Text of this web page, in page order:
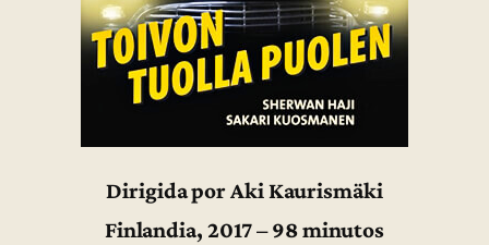
Dirigida por Aki Kaurismäki
Finlandia, 2017 – 98 minutos